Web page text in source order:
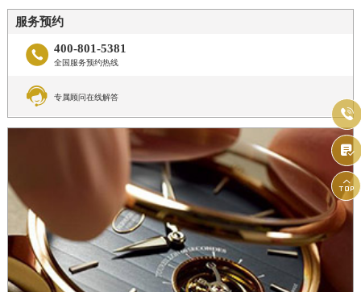
服务预约
 400-801-5381
全国服务预约热线
 专属顾问在线解答


